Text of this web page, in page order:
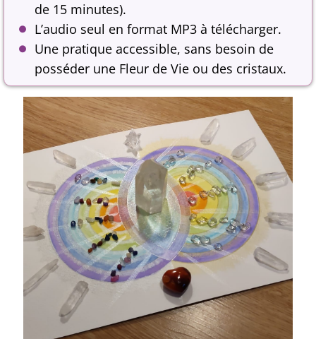
de 15 minutes).
L’audio seul en format MP3 à télécharger.
Une pratique accessible, sans besoin de
posséder une Fleur de Vie ou des cristaux.